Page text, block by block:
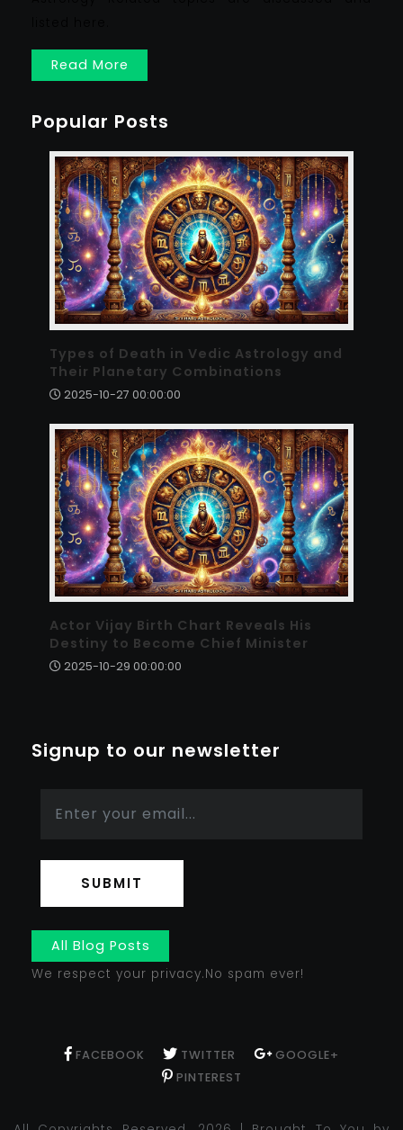
Read More
Popular Posts
Types of Death in Vedic Astrology and
Their Planetary Combinations
2025-10-27 00:00:00
Actor Vijay Birth Chart Reveals His
Destiny to Become Chief Minister
2025-10-29 00:00:00
Signup to our newsletter
SUBMIT
All Blog Posts
We respect your privacy.No spam ever!
FACEBOOK TWITTER
GOOGLE+
PINTEREST